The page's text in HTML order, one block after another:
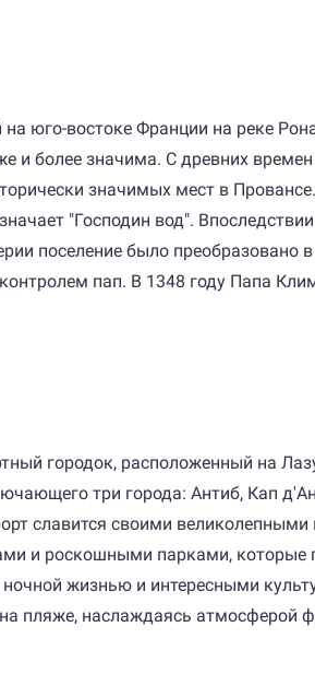
юго-востоке Франции на реке
и более значима. С древних
значимых мест в
"Господин вод".
поселение было преобразовано
пап. В 1348 году Папа
городок, расположенный на
три города: Антиб, Кап
славится своими
и роскошными парками,
жизнью и интересными
пляже, наслаждаясь